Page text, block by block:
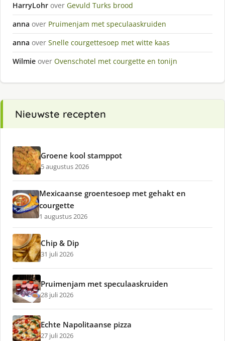
HarryLohr over Gevuld Turks brood
anna over Pruimenjam met speculaaskruiden
anna over Snelle courgettesoep met witte kaas
Wilmie over Ovenschotel met courgette en tonijn
Nieuwste recepten
Groene kool stamppot
5 augustus 2026
Mexicaanse groentesoep met gehakt en
courgette
1 augustus 2026
Chip & Dip
31 juli 2026
Pruimenjam met speculaaskruiden
28 juli 2026
Echte Napolitaanse pizza
27 juli 2026